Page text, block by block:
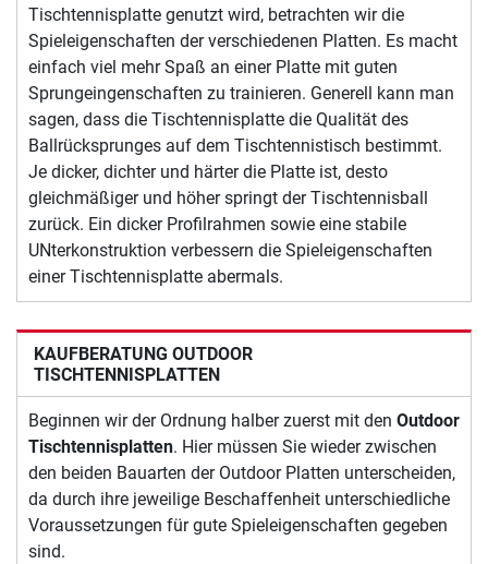
Tischtennisplatte genutzt wird, betrachten wir die
Spieleigenschaften der verschiedenen Platten. Es macht
einfach viel mehr Spaß an einer Platte mit guten
Sprungeingenschaften zu trainieren. Generell kann man
sagen, dass die Tischtennisplatte die Qualität des
Ballrücksprunges auf dem Tischtennistisch bestimmt.
Je dicker, dichter und härter die Platte ist, desto
gleichmäßiger und höher springt der Tischtennisball
zurück. Ein dicker Profilrahmen sowie eine stabile
UNterkonstruktion verbessern die Spieleigenschaften
einer Tischtennisplatte abermals.
KAUFBERATUNG OUTDOOR
TISCHTENNISPLATTEN
Beginnen wir der Ordnung halber zuerst mit den Outdoor
Tischtennisplatten. Hier müssen Sie wieder zwischen
den beiden Bauarten der Outdoor Platten unterscheiden,
da durch ihre jeweilige Beschaffenheit unterschiedliche
Voraussetzungen für gute Spieleigenschaften gegeben
sind.